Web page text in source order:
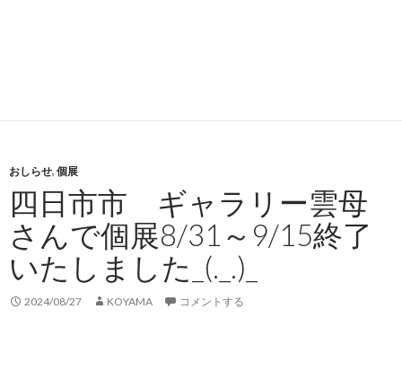
おしらせ, 個展
四日市市 ギャラリー雲母
さんで個展8/31～9/15終了
いたしました_(._.)_
2024/08/27 KOYAMA コメントする